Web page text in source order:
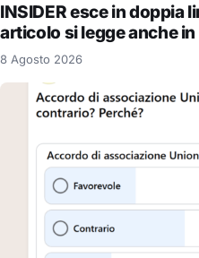
INSIDER esce in doppia
articolo si legge anche
8 Agosto 2026